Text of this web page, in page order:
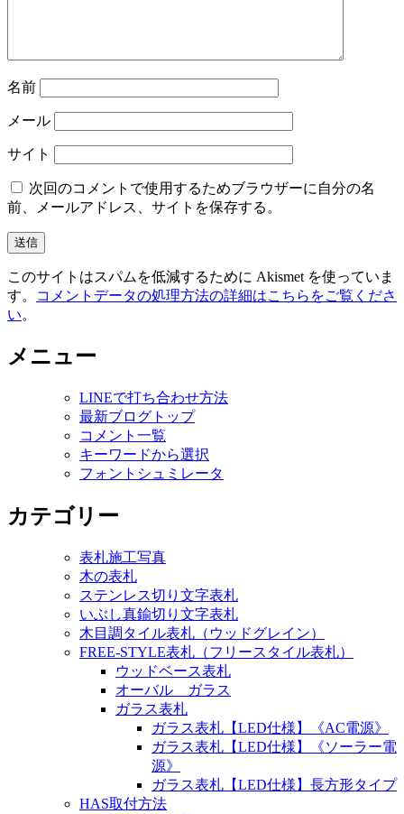
名前
メール
サイト
次回のコメントで使用するためブラウザーに自分の名
前、メールアドレス、サイトを保存する。
このサイトはスパムを低減するために Akismet を使っていま
す。
コメントデータの処理方法の詳細はこちらをご覧くださ
い。
メニュー
LINEで打ち合わせ方法
最新ブログトップ
コメント一覧
キーワードから選択
フォントシュミレータ
カテゴリー
表札施工写真
木の表札
ステンレス切り文字表札
いぶし真鍮切り文字表札
木目調タイル表札（ウッドグレイン）
FREE-STYLE表札（フリースタイル表札）
ウッドベース表札
オーバル ガラス
ガラス表札
ガラス表札【LED仕様】《AC電源》
ガラス表札【LED仕様】《ソーラー電
源》
ガラス表札【LED仕様】長方形タイプ
HAS取付方法